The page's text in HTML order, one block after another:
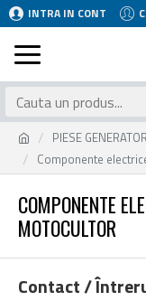
INTRA IN CONT
PIESE
Componente
COMPONENTE
MOTOCULTOR
Contact /